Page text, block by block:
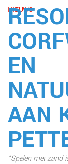
NIEUWS
EN
AAN
“Spelen met zand